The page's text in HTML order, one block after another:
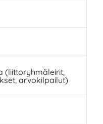
(liittoryhmäleirit,
arvokilpailut)